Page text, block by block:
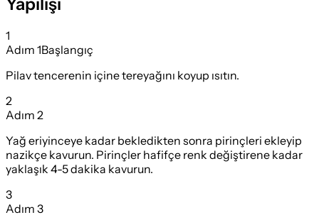
1
Adım 1Başlangıç
Pilav tencerenin içine tereyağını koyup ısıtın.
2
Adım 2
Yağ eriyinceye kadar bekledikten sonra pirinçleri ekleyip
nazikçe kavurun. Pirinçler hafifçe renk değiştirene kadar
yaklaşık 4-5 dakika kavurun.
3
Adım 3